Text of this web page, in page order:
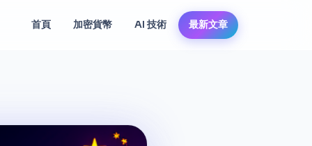
首頁 加密貨幣 AI 技術 最新文章